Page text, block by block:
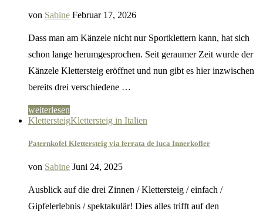
von Sabine Februar 17, 2026
Dass man am Känzele nicht nur Sportklettern kann, hat sich
schon lange herumgesprochen. Seit geraumer Zeit wurde der
Känzele Klettersteig eröffnet und nun gibt es hier inzwischen
bereits drei verschiedene …
weiterlesen
KlettersteigKlettersteig in Italien
Paternkofel Klettersteig via ferrata de luca Innerkofler
von Sabine Juni 24, 2025
Ausblick auf die drei Zinnen / Klettersteig / einfach /
Gipfelerlebnis / spektakulär! Dies alles trifft auf den